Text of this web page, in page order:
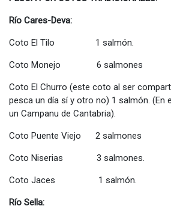
Río Cares-Deva:
Coto El Tilo 1 salmón.
Coto Monejo 6 salmones
Coto El Churro (este coto al ser
pesca un día sí y otro no) 1 salmón. (En
un Campanu de Cantabria).
Coto Puente Viejo 2 salmones
Coto Niserias 3 salmones.
Coto Jaces 1 salmón.
Río Sella: